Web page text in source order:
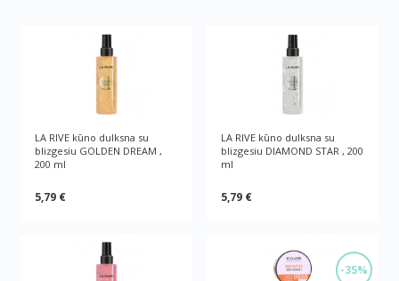
LA RIVE kūno dulksna su
blizgesiu GOLDEN DREAM ,
200 ml
5,79 €
LA RIVE kūno dulksna su
blizgesiu DIAMOND STAR , 200
ml
5,79 €
-35%